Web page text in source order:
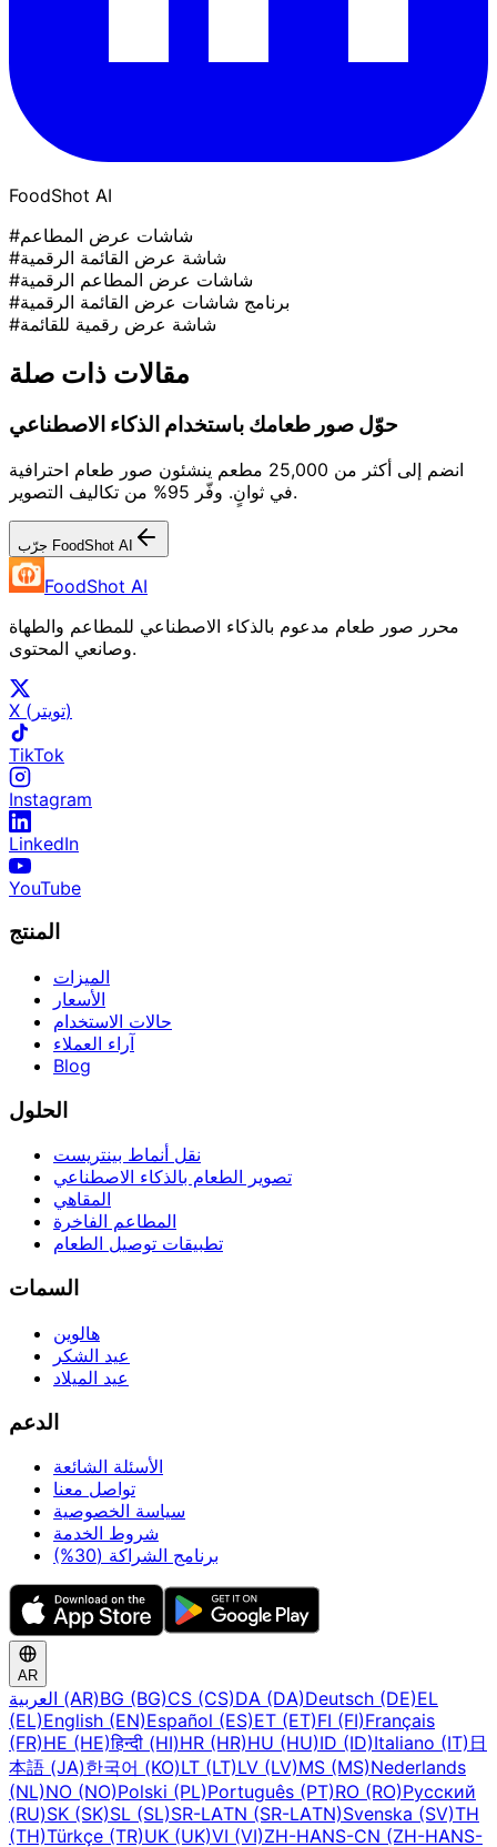
FoodShot AI
#شاشات عرض المطاعم
#شاشة عرض القائمة الرقمية
#شاشات عرض المطاعم الرقمية
#برنامج شاشات عرض القائمة الرقمية
#شاشة عرض رقمية للقائمة
مقالات ذات صلة
حوّل صور طعامك باستخدام الذكاء الاصطناعي
انضم إلى أكثر من 25,000 مطعم ينشئون صور طعام احترافية
في ثوانٍ. وفّر 95% من تكاليف التصوير.
جرّب FoodShot AI
FoodShot AI
محرر صور طعام مدعوم بالذكاء الاصطناعي للمطاعم والطهاة
وصانعي المحتوى.
X (تويتر)
TikTok
Instagram
LinkedIn
YouTube
المنتج
الميزات
الأسعار
حالات الاستخدام
آراء العملاء
Blog
الحلول
نقل أنماط بينتريست
تصوير الطعام بالذكاء الاصطناعي
المقاهي
المطاعم الفاخرة
تطبيقات توصيل الطعام
السمات
هالوين
عيد الشكر
عيد الميلاد
الدعم
الأسئلة الشائعة
تواصل معنا
سياسة الخصوصية
شروط الخدمة
برنامج الشراكة (30%)
AR
العربية (AR)BG (BG)CS (CS)DA (DA)Deutsch (DE)EL
(EL)English (EN)Español (ES)ET (ET)FI (FI)Français
(FR)HE (HE)हिन्दी (HI)HR (HR)HU (HU)ID (ID)Italiano (IT) 日
本語 (JA)한국어 (KO)LT (LT)LV (LV)MS (MS)Nederlands
(NL)NO (NO)Polski (PL)Português (PT)RO (RO)Русский
(RU)SK (SK)SL (SL)SR-LATN (SR-LATN)Svenska (SV)TH
(TH)Türkçe (TR)UK (UK)VI (VI)ZH-HANS-CN (ZH-HANS-